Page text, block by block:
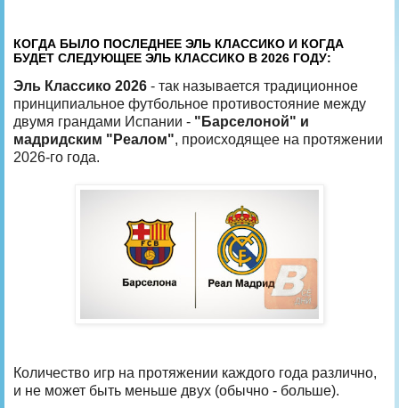
КОГДА БЫЛО ПОСЛЕДНЕЕ ЭЛЬ КЛАССИКО И КОГДА
БУДЕТ СЛЕДУЮЩЕЕ ЭЛЬ КЛАССИКО В 2026 ГОДУ:
Эль Классико 2026 - так называется традиционное
принципиальное футбольное противостояние между
двумя грандами Испании - "Барселоной" и
мадридским "Реалом", происходящее на протяжении
2026-го года.
Количество игр на протяжении каждого года различно,
и не может быть меньше двух (обычно - больше).